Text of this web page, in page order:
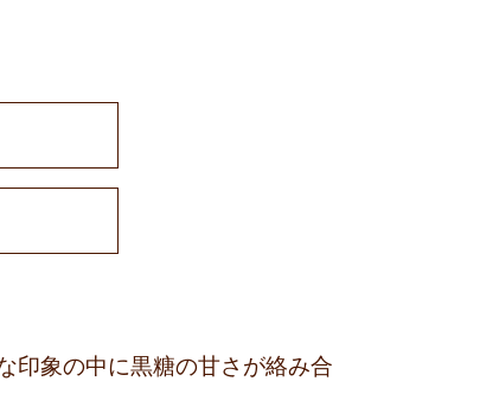
印象の中に黒糖の甘さが絡み合